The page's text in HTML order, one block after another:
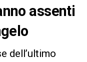
assenti
dell’ultimo